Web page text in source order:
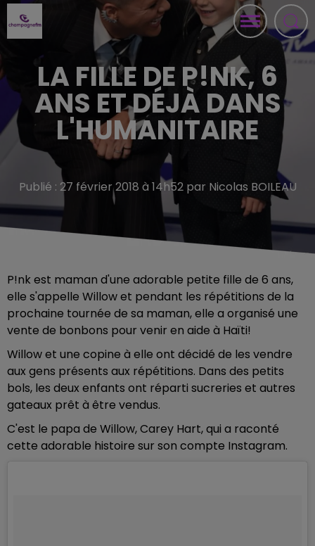
LA FILLE DE P!NK, 6
ANS ET DÉJÀ DANS
L'HUMANITAIRE
Publié : 27 février 2018 à 14h52 par Nicolas BOILEAU
P!nk est maman d'une adorable petite fille de 6 ans,
elle s'appelle Willow et pendant les répétitions de la
prochaine tournée de sa maman, elle a organisé une
vente de bonbons pour venir en aide à Haïti!
Willow et une copine à elle ont décidé de les vendre
aux gens présents aux répétitions. Dans des petits
bols, les deux enfants ont réparti sucreries et autres
gateaux prêt à être vendus.
C'est le papa de Willow, Carey Hart, qui a raconté
cette adorable histoire sur son compte Instagram.